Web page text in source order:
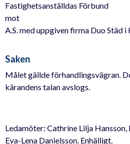
Fastighetsanställdas Förbund
mot
A.S. med uppgiven firma Duo Städ
Saken
Målet gällde förhandlingsvägran.
kärandens talan avslogs.
Ledamöter: Cathrine Lilja
Eva-Lena Danielsson. Enhälligt.